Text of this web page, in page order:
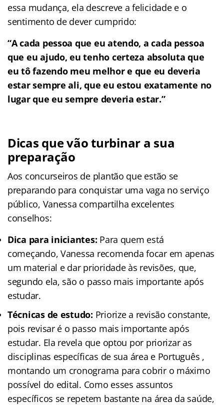
essa mudança, ela descreve a felicidade e o
sentimento de dever cumprido:
“A cada pessoa que eu atendo, a cada pessoa
que eu ajudo, eu tenho certeza absoluta que
eu tô fazendo meu melhor e que eu deveria
estar sempre ali, que eu estou exatamente no
lugar que eu sempre deveria estar.”
Dicas que vão turbinar a sua
preparação
Aos concurseiros de plantão que estão se
preparando para conquistar uma vaga no serviço
público, Vanessa compartilha excelentes
conselhos:
Dica para iniciantes: Para quem está
começando, Vanessa recomenda focar em apenas
um material e dar prioridade às revisões, que,
segundo ela, são o passo mais importante após
estudar.
Técnicas de estudo: Priorize a revisão constante,
pois revisar é o passo mais importante após
estudar. Ela revela que optou por priorizar as
disciplinas específicas de sua área e Português ,
montando um cronograma para cobrir o máximo
possível do edital. Como esses assuntos
específicos se repetem bastante na área da saúde,